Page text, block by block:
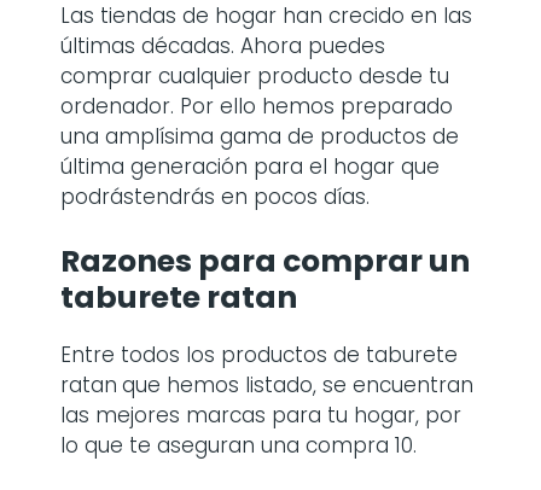
Las tiendas de hogar han crecido en las
últimas décadas. Ahora puedes
comprar cualquier producto desde tu
ordenador. Por ello hemos preparado
una amplísima gama de productos de
última generación para el hogar que
podrástendrás en pocos días.
Razones para comprarun
taburete ratan
Entre todos los productos de taburete
ratan que hemos listado, se encuentran
las mejores marcas para tu hogar, por
lo que te aseguran una compra 10.